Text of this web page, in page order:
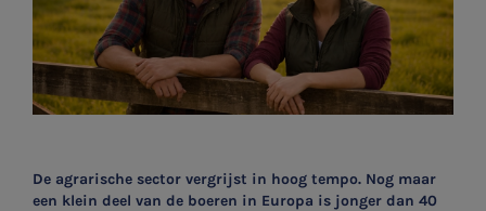
De agrarische sector vergrijst in hoog tempo. Nog maar
een klein deel van de boeren in Europa is jonger dan 40